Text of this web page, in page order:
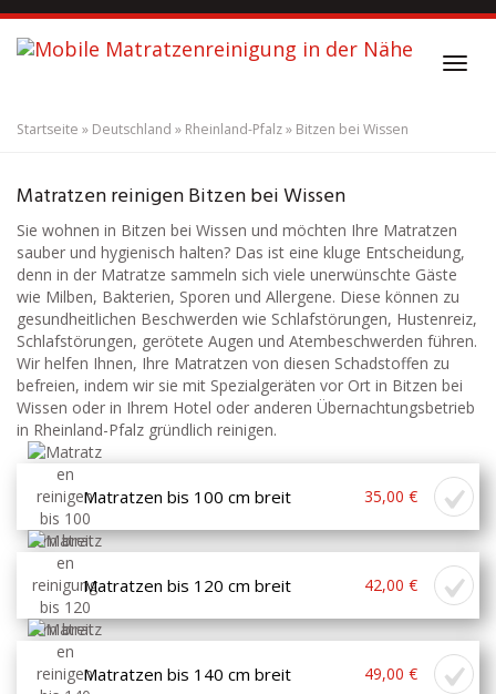
S
T
v
i
g
a
t
o
n
Startseite » Deutschland » Rheinland-Pfalz» Bitzen bei Wissen
Matratzen reinigen Bitzen bei Wissen
Sie wohnen in Bitzen bei Wissen und möchten Ihre Matratzen
sauber und hygienisch halten? Das ist eine kluge Entscheidung,
denn in der Matratze sammeln sich viele unerwünschte Gäste
wie Milben, Bakterien, Sporen und Allergene. Diese können zu
gesundheitlichen Beschwerden wie Schlafstörungen, Hustenreiz,
Schlafstörungen, gerötete Augen und Atembeschwerden führen.
Wir helfen Ihnen, Ihre Matratzen von diesen Schadstoffen zu
befreien, indem wir sie mit Spezialgeräten vor Ort in Bitzen bei
Wissen oder in Ihrem Hotel oder anderen Übernachtungsbetrieb
in Rheinland-Pfalz gründlich reinigen.
Matratzen bis 100 cm breit 35,00 €
Matratzen bis 120 cm breit 42,00 €
Matratzen bis 140 cm breit 49,00 €